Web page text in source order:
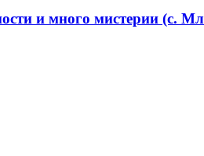
и много мистерии (с.